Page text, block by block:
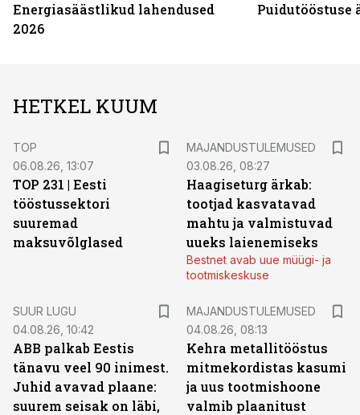
Energiasäästlikud lahendused
2026
Puidutööstuse
HETKEL KUUM
TOP
06.08.26, 13:07
TOP 231 | Eesti
tööstussektori
suuremad
maksuvõlglased
MAJANDUSTULEMUSED
03.08.26, 08:27
Haagiseturg ärkab:
tootjad kasvatavad
mahtu ja valmistuvad
uueks laienemiseks
Bestnet avab uue müügi- ja
tootmiskeskuse
SUUR LUGU
04.08.26, 10:42
ABB palkab Eestis
tänavu veel 90 inimest.
Juhid avavad plaane:
suurem seisak on läbi,
MAJANDUSTULEMUSED
04.08.26, 08:13
Kehra metallitööstus
mitmekordistas kasumi
ja uus tootmishoone
valmib plaanitust